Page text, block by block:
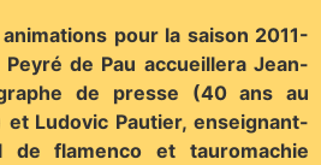
pour la saison 2011-
de Pau accueillera Jean-
de presse (40 ans au
Ludovic Pautier, enseignant-
de flamenco et tauromachie